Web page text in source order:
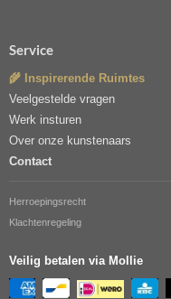
Service
🌾 Inspirerende Ruimtes
Veelgestelde vragen
Werk insturen
Over onze kunstenaars
Contact
Herroepingsrecht
Klachtenregeling
Veilig betalen via Mollie